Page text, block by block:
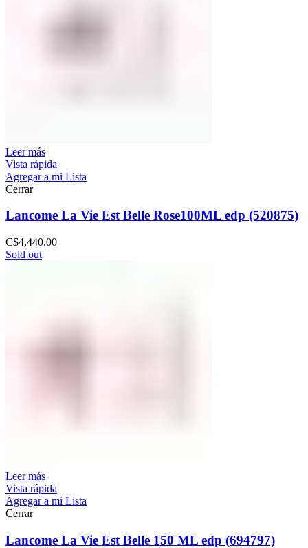
Leer más
Vista rápida
Agregar a mi Lista
Cerrar
Lancome La Vie Est Belle Rose100ML edp (520875)
C$4,440.00
Sold out
Leer más
Vista rápida
Agregar a mi Lista
Cerrar
Lancome La Vie Est Belle 150 ML edp (694797)